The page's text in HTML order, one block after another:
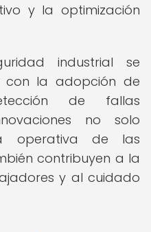
y la optimización
industrial se
con la adopción de
de fallas
no solo
operativa de las
contribuyen a la
y al cuidado